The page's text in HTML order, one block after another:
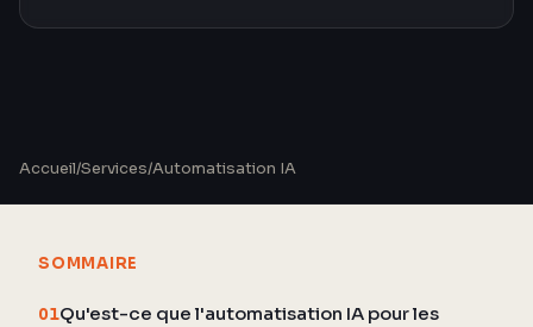
Accueil/Services/Automatisation IA
SOMMAIRE
01Qu'est-ce que l'automatisation IA pour les